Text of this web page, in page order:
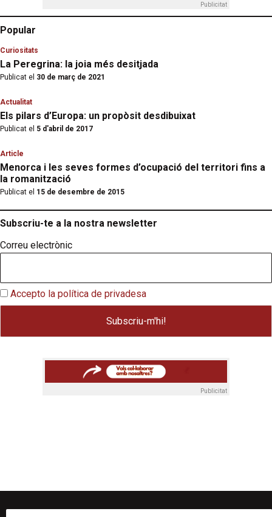
Publicitat
Popular
Curiositats
La Peregrina: la joia més desitjada
Publicat el 30 de març de 2021
Actualitat
Els pilars d’Europa: un propòsit desdibuixat
Publicat el 5 d'abril de 2017
Article
Menorca i les seves formes d’ocupació del territori fins a
la romanització
Publicat el 15 de desembre de 2015
Subscriu-te a la nostra newsletter
Correu electrònic
Accepto la política de privadesa
Publicitat